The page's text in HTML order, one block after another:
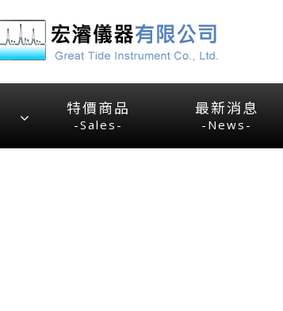
特價商品
-Sales-
最新消息
-News-